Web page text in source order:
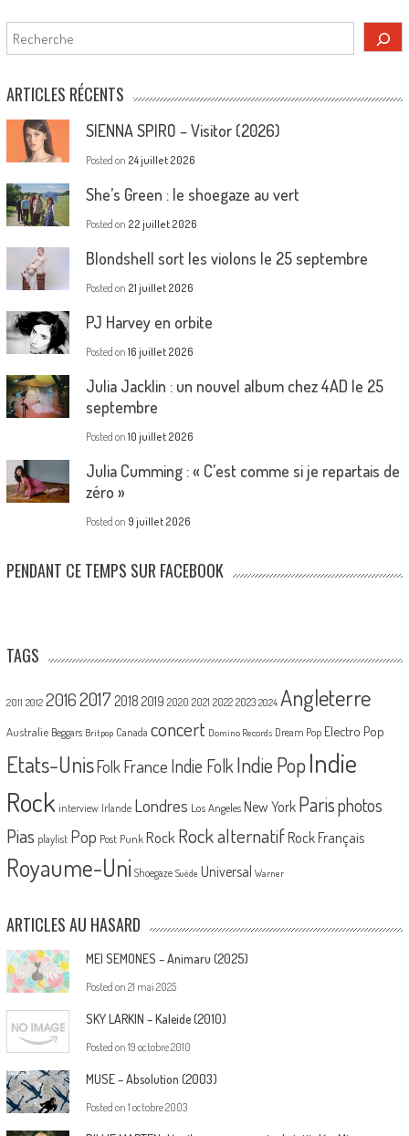
Rechercher
ARTICLES RÉCENTS
SIENNA SPIRO – Visitor (2026)
Posted on 24 juillet 2026
She’s Green : le shoegaze au vert
Posted on 22 juillet 2026
Blondshell sort les violons le 25 septembre
Posted on 21 juillet 2026
PJ Harvey en orbite
Posted on 16 juillet 2026
Julia Jacklin : un nouvel album chez 4AD le 25
septembre
Posted on 10 juillet 2026
Julia Cumming : « C’est comme si je repartais de
zéro »
Posted on 9 juillet 2026
PENDANT CE TEMPS SUR FACEBOOK
TAGS
2011 2012 20162017 2018 2019 2020 2021 2022 2023 2024 Angleterre
Australie Beggars Britpop Canada concert Domino Records Dream Pop Electro Pop
Etats-UnisFolk France Indie FolkIndie PopIndie
Rock interview Irlande Londres Los Angeles New York Parisphotos
Pias playlist Pop Post Punk Rock Rock alternatif Rock Français
Royaume-Uni Shoegaze Suède Universal Warner
ARTICLES AU HASARD
MEI SEMONES – Animaru (2025)
Posted on 21 mai 2025
SKY LARKIN – Kaleide (2010)
Posted on 19 octobre 2010
MUSE – Absolution (2003)
Posted on 1 octobre 2003